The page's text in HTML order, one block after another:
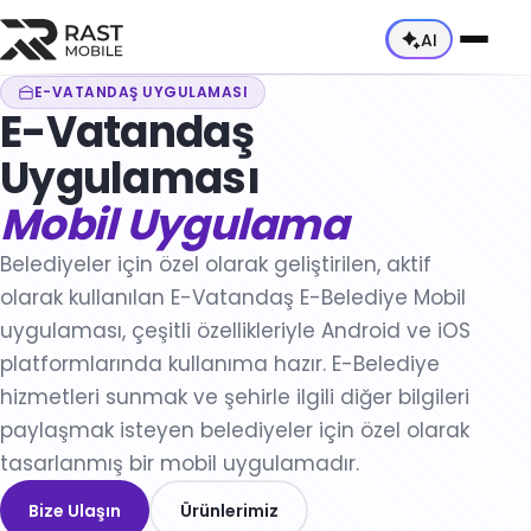
AI
Hakkımızda
Ekibimiz
Yetkinliklerimiz
Kariyer
Hizmetler
Tüm Hizmetler →
Danışmanlık Hizmetleri
Mobil Uygulama Geliştirme
Web Uygulama Geliştirme
Dynamics 365 & Dataverse Entegrasyonu
DevOps Danışmanlığı
Sektörler
Tüm Sektörler →
Otomotiv ve Mobilite
İş Makineleri
Lojistik ve Teslimat
Perakende ve E-Ticaret
Ürünler
Tüm Ürünler →
E-Ticaret Ürünleri
Teknisyen Uygulaması
Kurye Takip Uygulaması
E-VATANDAŞ UYGULAMASI
E-Vatandaş
Uygulaması
Mobil Uygulama
Belediyeler için özel olarak geliştirilen, aktif
olarak kullanılan E-Vatandaş E-Belediye Mobil
uygulaması, çeşitli özellikleriyle Android ve iOS
platformlarında kullanıma hazır. E-Belediye
hizmetleri sunmak ve şehirle ilgili diğer bilgileri
paylaşmak isteyen belediyeler için özel olarak
tasarlanmış bir mobil uygulamadır.
Bize Ulaşın Ürünlerimiz